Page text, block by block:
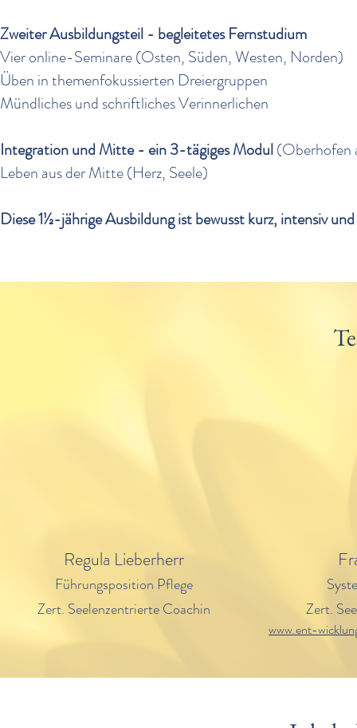
Zweiter Ausbildungsteil - begleitetes Fernstudium
Vier online-Seminare (Osten, Süden, Westen, Norden)
Üben in themenfokussierten Dreiergruppen
Mündliches und schriftliches Verinnerlichen
Integration und Mitte - ein 3-tägiges Modul(Oberhofen
Leben aus der Mitte (Herz, Seele)
Diese 1½-jährige Ausbildung ist bewusst kurz, intensiv
Regula Lieberherr
Führungsposition Pflege
Zert. Seelenzentrierte Coachin
Zert.
www.ent-